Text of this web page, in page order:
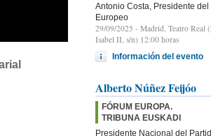
Antonio Costa, Presidente
Europeo
29/09/2025 - Madrid, Teatro Real
Isabel II, s/n) 12:00 horas
Información del evento
Alberto Núñez Feijóo
FÓRUM EUROPA.
TRIBUNA EUSKADI
Presidente Nacional del